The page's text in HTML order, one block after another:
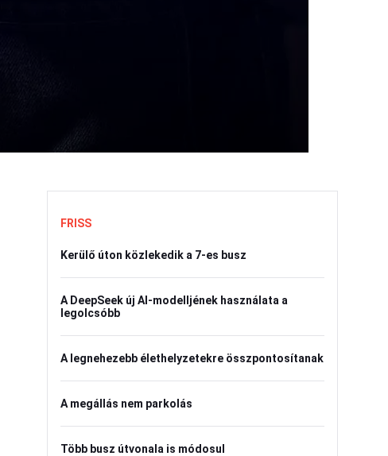
FRISS
Kerülő úton közlekedik a 7-es busz
A DeepSeek új AI-modelljének használata a
legolcsóbb
A legnehezebb élethelyzetekre összpontosítanak
A megállás nem parkolás
Több busz útvonala is módosul